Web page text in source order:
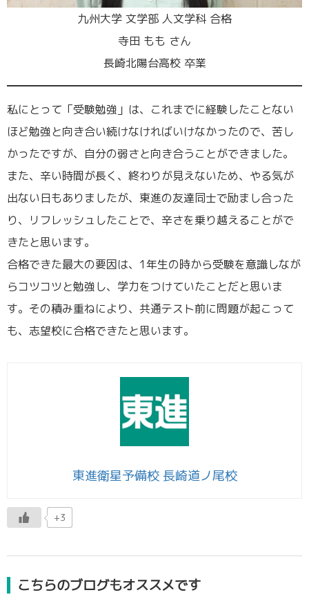
九州大学 文学部 人文学科 合格
寺田 もも さん
長崎北陽台高校 卒業
私にとって「受験勉強」は、これまでに経験したことない
ほど勉強と向き合い続けなければいけなかったので、苦し
かったですが、自分の弱さと向き合うことができました。
また、辛い時間が長く、終わりが見えないため、やる気が
出ない日もありましたが、東進の友達同士で励まし合った
り、リフレッシュしたことで、辛さを乗り越えることがで
きたと思います。
合格できた最大の要因は、1年生の時から受験を意識しなが
らコツコツと勉強し、学力をつけていたことだと思いま
す。その積み重ねにより、共通テスト前に問題が起こって
も、志望校に合格できたと思います。
東進衛星予備校 長崎道ノ尾校
+3
こちらのブログもオススメです